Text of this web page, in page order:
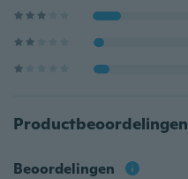
Productbeoordelingen
Beoordelingen